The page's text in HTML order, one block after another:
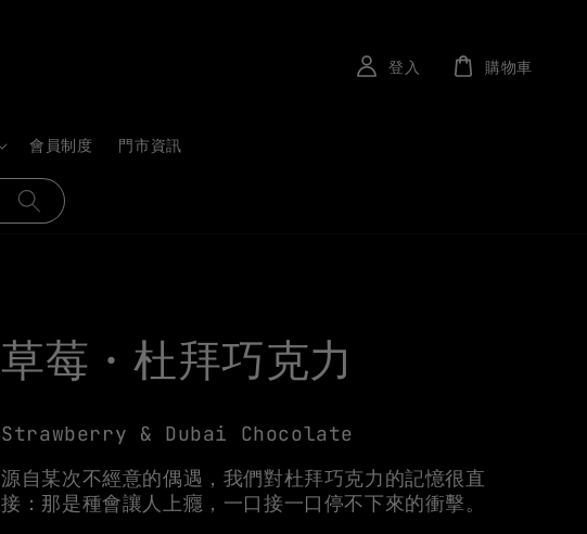
會員制度 門市資訊
登入 購物車
草莓・杜拜巧克力
Strawberry & Dubai Chocolate
源自某次不經意的偶遇，我們對杜拜巧克力的記憶很直
接：那是種會讓人上癮，一口接一口停不下來的衝擊。